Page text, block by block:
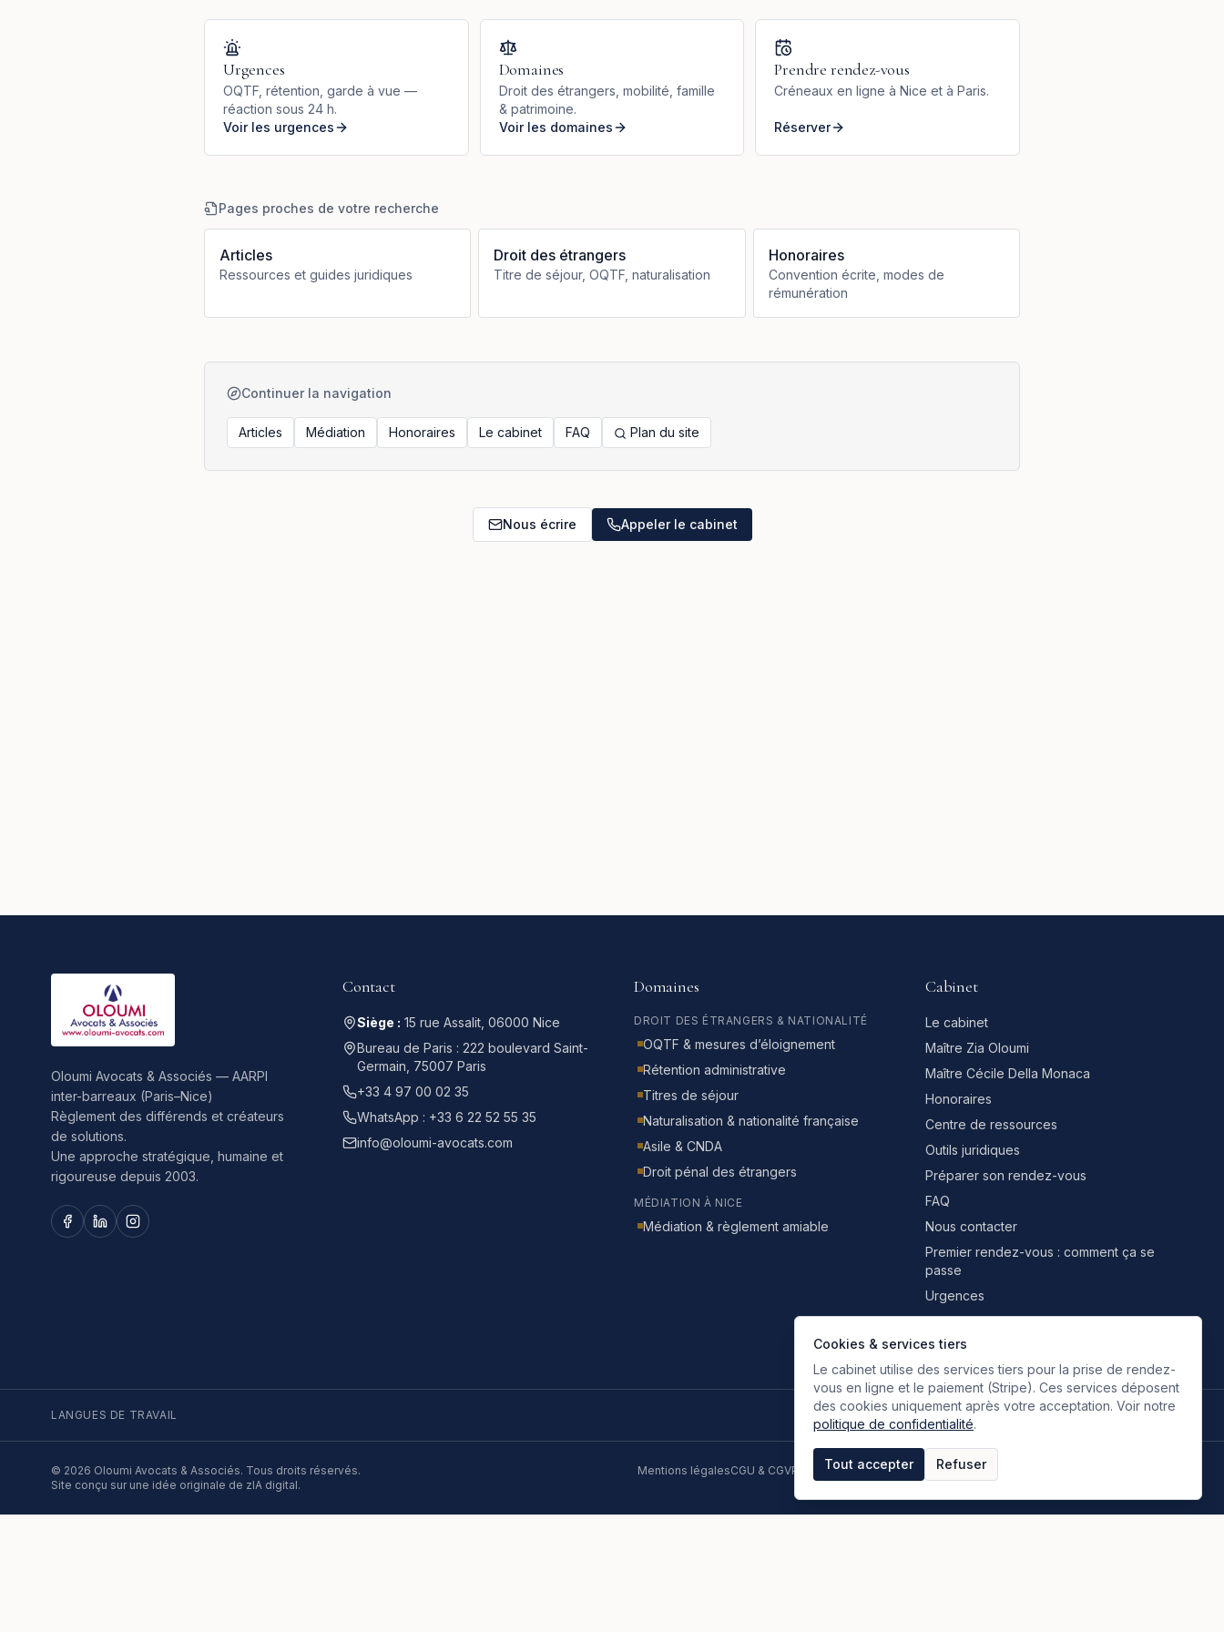
Cookies & services tiers
Le cabinet utilise des services tiers pour la prise de rendez-
vous en ligne et le paiement (Stripe). Ces services déposent
des cookies uniquement après votre acceptation. Voir notre
politique de confidentialité.
Tout accepter Refuser
Urgences
OQTF, rétention, garde à vue —
réaction sous 24 h.
Voir les urgences
Domaines
Droit des étrangers, mobilité, famille
& patrimoine.
Voir les domaines
Prendre rendez-vous
Créneaux en ligne à Nice et à Paris.
Réserver
Pages proches de votre recherche
Articles
Ressources et guides juridiques
Droit des étrangers
Titre de séjour, OQTF, naturalisation
Honoraires
Convention écrite, modes de
rémunération
Continuer la navigation
Articles Médiation Honoraires Le cabinet FAQ Plan du site
Nous écrire Appeler le cabinet
Oloumi Avocats & Associés — AARPI
inter-barreaux (Paris–Nice)
Règlement des différends et créateurs
de solutions.
Une approche stratégique, humaine et
rigoureuse depuis 2003.
Contact
Siège : 15 rue Assalit, 06000 Nice
Bureau de Paris : 222 boulevard Saint-
Germain, 75007 Paris
+33 4 97 00 02 35
WhatsApp : +33 6 22 52 55 35
info@oloumi-avocats.com
Domaines
DROIT DES ÉTRANGERS & NATIONALITÉ
OQTF & mesures d’éloignement
Rétention administrative
Titres de séjour
Naturalisation & nationalité française
Asile & CNDA
Droit pénal des étrangers
MÉDIATION À NICE
Médiation & règlement amiable
Cabinet
Le cabinet
Maître Zia Oloumi
Maître Cécile Della Monaca
Honoraires
Centre de ressources
Outils juridiques
Préparer son rendez-vous
FAQ
Nous contacter
Premier rendez-vous : comment ça se
passe
Urgences
Professionnels & partenaires
LANGUES DE TRAVAIL 🇫🇷
Français
FR 🇬🇧
AnglaisEN 🇮🇹IT🇪🇸ES🇷🇺 RU🇮🇷FA
© 2026 Oloumi Avocats & Associés. Tous droits réservés.
Site conçu sur une idée originale de zIA digital.
Mentions légalesCGU & CGVPolitique de confidentialité Espace clients